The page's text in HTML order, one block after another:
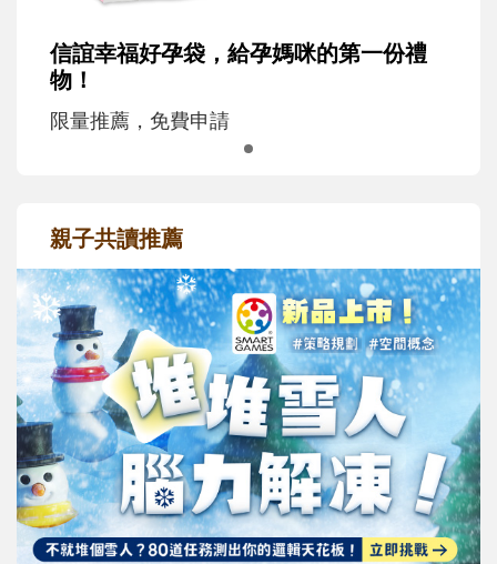
信誼幸福好孕袋，給孕媽咪的第一份禮
物！
限量推薦，免費申請
親子共讀推薦
最新活動